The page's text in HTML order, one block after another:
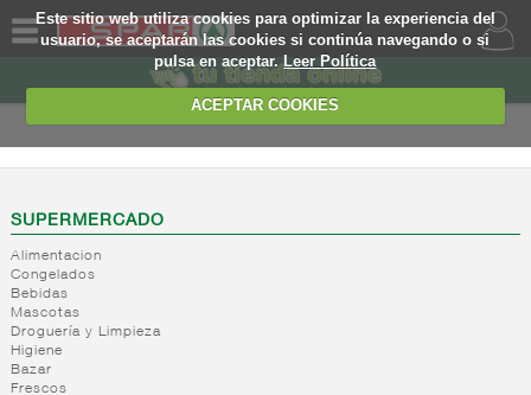
Este sitio web utiliza cookies para optimizar la experiencia del
usuario, se aceptarán las cookies si continúa navegando o si
pulsa en aceptar.Leer Política
ACEPTAR COOKIES
SOMOS
WEB
EJEMPLO
SUPERMERCADO
Alimentacion
Congelados
Bebidas
Mascotas
Droguería y Limpieza
Higiene
Bazar
Frescos